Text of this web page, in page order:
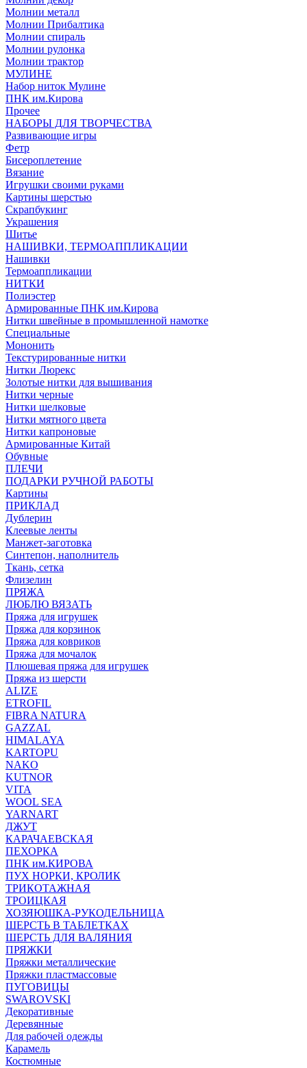
Молнии металл
Молнии Прибалтика
Молнии спираль
Молнии рулонка
Молнии трактор
МУЛИНЕ
Набор ниток Мулине
ПНК им.Кирова
Прочее
НАБОРЫ ДЛЯ ТВОРЧЕСТВА
Развивающие игры
Фетр
Бисероплетение
Вязание
Игрушки своими руками
Картины шерстью
Скрапбукинг
Украшения
Шитье
НАШИВКИ, ТЕРМОАППЛИКАЦИИ
Нашивки
Термоаппликации
НИТКИ
Полиэстер
Армированные ПНК им.Кирова
Нитки швейные в промышленной намотке
Специальные
Мононить
Текстурированные нитки
Нитки Люрекс
Золотые нитки для вышивания
Нитки черные
Нитки шелковые
Нитки мятного цвета
Нитки капроновые
Армированные Китай
Обувные
ПЛЕЧИ
ПОДАРКИ РУЧНОЙ РАБОТЫ
Картины
ПРИКЛАД
Дублерин
Клеевые ленты
Манжет-заготовка
Синтепон, наполнитель
Ткань, сетка
Флизелин
ПРЯЖА
ЛЮБЛЮ ВЯЗАТЬ
Пряжа для игрушек
Пряжа для корзинок
Пряжа для ковриков
Пряжа для мочалок
Плюшевая пряжа для игрушек
Пряжа из шерсти
ALIZE
ETROFIL
FIBRA NATURA
GAZZAL
HIMALAYA
KARTOPU
NAKO
KUTNOR
VITA
WOOL SEA
YARNART
ДЖУТ
КАРАЧАЕВСКАЯ
ПЕХОРКА
ПНК им.КИРОВА
ПУХ НОРКИ, КРОЛИК
ТРИКОТАЖНАЯ
ТРОИЦКАЯ
ХОЗЯЮШКА-РУКОДЕЛЬНИЦА
ШЕРСТЬ В ТАБЛЕТКАХ
ШЕРСТЬ ДЛЯ ВАЛЯНИЯ
ПРЯЖКИ
Пряжки металлические
Пряжки пластмассовые
ПУГОВИЦЫ
SWAROVSKI
Декоративные
Деревянные
Для рабочей одежды
Карамель
Костюмные